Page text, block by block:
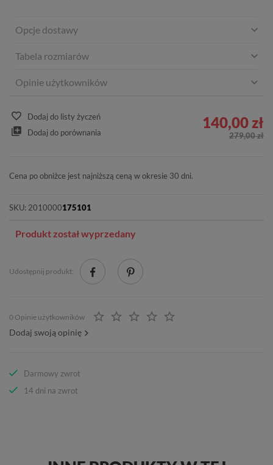
Opcje dostawy
Tabela rozmiarów
Opinie użytkowników
Dodaj do listy życzeń
Dodaj do porównania
140,00 zł
279,00 zł
Cena po obniżce jest najniższą ceną w okresie 30 dni.
SKU: 2010000175101
Produkt został wyprzedany
Udostępnij produkt:
0 Opinie użytkowników
Dodaj swoją opinię
Darmowy zwrot
14 dni na zwrot